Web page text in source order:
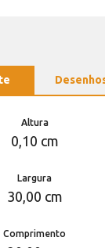
Altura
0,10 cm
Largura
30,00 cm
Comprimento